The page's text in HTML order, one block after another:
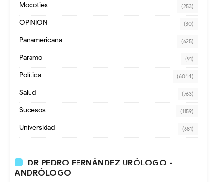
Mocoties (253)
OPINION (30)
Panamericana (625)
Paramo (91)
Política (6044)
Salud (763)
Sucesos (1159)
Universidad (681)
DR PEDRO FERNÁNDEZ URÓLOGO -
ANDRÓLOGO